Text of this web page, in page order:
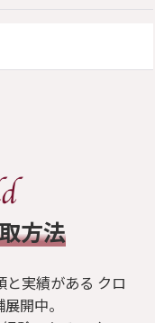
方法
と実績がある クロ
開中。